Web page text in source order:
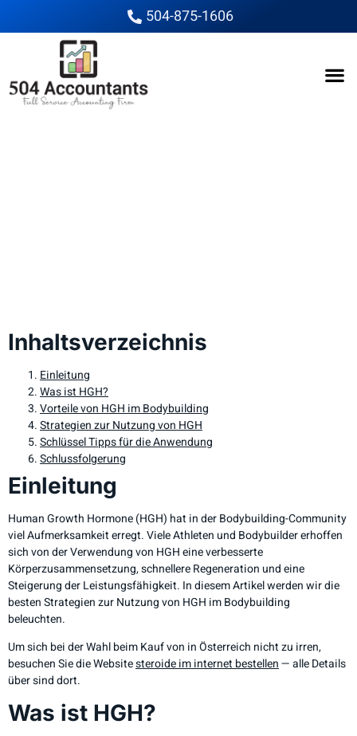
504-875-1606
Inhaltsverzeichnis
Einleitung
Was ist HGH?
Vorteile von HGH im Bodybuilding
Strategien zur Nutzung von HGH
Schlüssel Tipps für die Anwendung
Schlussfolgerung
Einleitung
Human Growth Hormone (HGH) hat in der Bodybuilding-Community
viel Aufmerksamkeit erregt. Viele Athleten und Bodybuilder erhoffen
sich von der Verwendung von HGH eine verbesserte
Körperzusammensetzung, schnellere Regeneration und eine
Steigerung der Leistungsfähigkeit. In diesem Artikel werden wir die
besten Strategien zur Nutzung von HGH im Bodybuilding
beleuchten.
Um sich bei der Wahl beim Kauf von in Österreich nicht zu irren,
besuchen Sie die Websitesteroide im internet bestellen— alle Details
über sind dort.
Was ist HGH?